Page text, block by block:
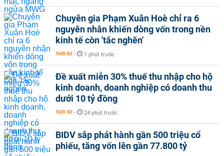
Chuyên gia Phạm Xuân Hoè chỉ ra 6
nguyên nhân khiến dòng vốn trong nền
kinh tế còn 'tắc nghẽn'
THỜI SỰ - 1 phút trước
Đề xuất miễn 30% thuế thu nhập cho hộ
kinh doanh, doanh nghiệp có doanh thu
dưới 10 tỷ đồng
THỜI SỰ - 24 phút trước
BIDV sắp phát hành gần 500 triệu cổ
phiếu, tăng vốn lên gần 77.800 tỷ